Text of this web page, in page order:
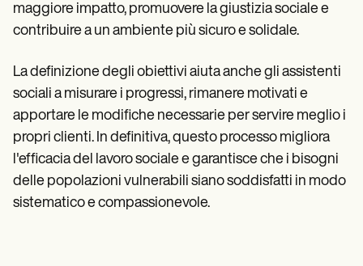
maggiore impatto, promuovere la giustizia sociale e
contribuire a un ambiente più sicuro e solidale.
La definizione degli obiettivi aiuta anche gli assistenti
sociali a misurare i progressi, rimanere motivati e
apportare le modifiche necessarie per servire meglio i
propri clienti. In definitiva, questo processo migliora
l'efficacia del lavoro sociale e garantisce che i bisogni
delle popolazioni vulnerabili siano soddisfatti in modo
sistematico e compassionevole.